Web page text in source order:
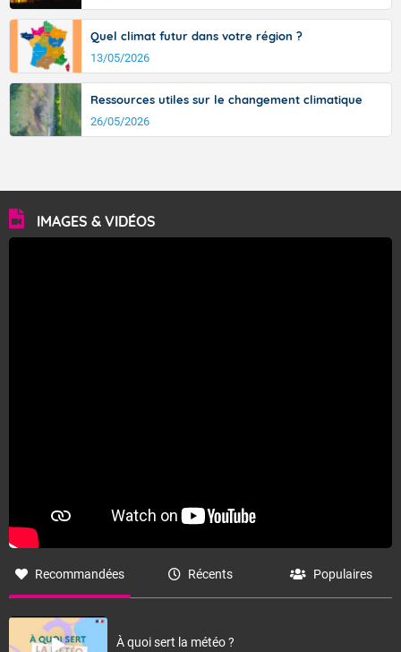
Quel climat futur dans votre région ?
13/05/2026
Ressources utiles sur le changement climatique
26/05/2026
IMAGES & VIDÉOS
Recommandées Récents Populaires
À quoi sert la météo ?